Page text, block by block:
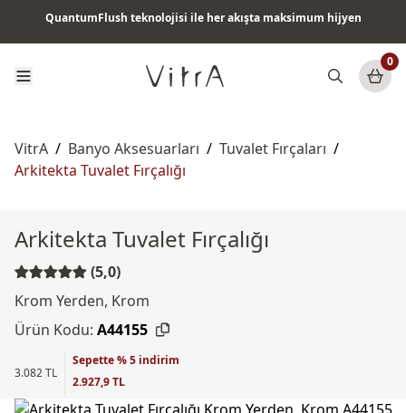
QuantumFlush teknolojisi ile her akışta maksimum hijyen
0
VitrA / Banyo Aksesuarları / Tuvalet Fırçaları /
Arkitekta Tuvalet Fırçalığı
Arkitekta Tuvalet Fırçalığı
(5,0)
Krom Yerden, Krom
Ürün Kodu: A44155
3.082 TL
Sepette % 5 indirim
2.927,9 TL